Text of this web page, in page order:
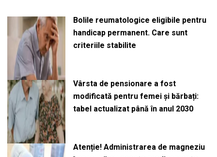
Bolile reumatologice eligibile pentru
handicap permanent. Care sunt
criteriile stabilite
Vârsta de pensionare a fost
modificată pentru femei și bărbați:
tabel actualizat până în anul 2030
Atenție! Administrarea de magneziu